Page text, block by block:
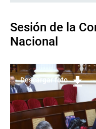
Sesión de la
Nacional
Descargar foto